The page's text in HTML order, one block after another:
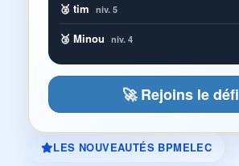
🥈 tim niv. 5
🥉 Minou niv. 4
🚀 Rejoins le défi
LES NOUVEAUTÉS BPMELEC